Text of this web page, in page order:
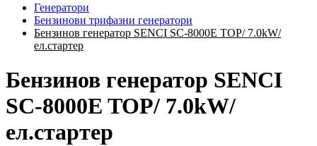
Генератори
Бензинови трифазни генератори
Бензинов генератор SENCI SC-8000E TOP/ 7.0kW/
ел.стартер
Бензинов генератор SENCI
SC-8000E TOP/ 7.0kW/
ел.стартер